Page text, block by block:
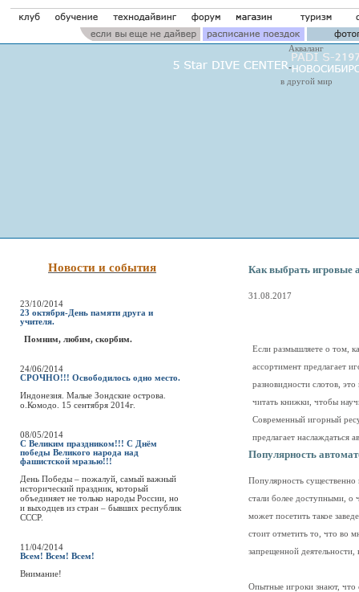
Акваланг
в другой мир
Новости и события
23/10/2014
23 октября-День памяти друга и
учителя.
Помним, любим, скорбим.
24/06/2014
СРОЧНО!!! Освободилось одно место.
Индонезия. Малые Зондские острова.
о.Комодо. 15 сентября 2014г.
08/05/2014
С Великим праздником!!! С Днём
победы Великого народа над
фашистской мразью!!!
День Победы – пожалуй, самый важный
исторический праздник, который
объединяет не только народы России, но
и выходцев из стран – бывших республик
СССР.
11/04/2014
Всем! Всем! Всем!
Внимание!
Как выбрать игровые
31.08.2017
Если размышляете о том,
ассортимент предлагает
разновидности слотов,
читать книжки, чтобы
Современный игорный
предлагает наслаждаться
Популярность
Популярность существенно
стали более доступными, о
может посетить такое
стоит отметить то, что во
запрещенной деятельности,
Опытные игроки знают, что